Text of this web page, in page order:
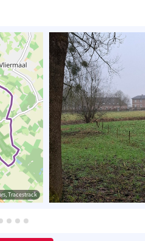
Tracestrack